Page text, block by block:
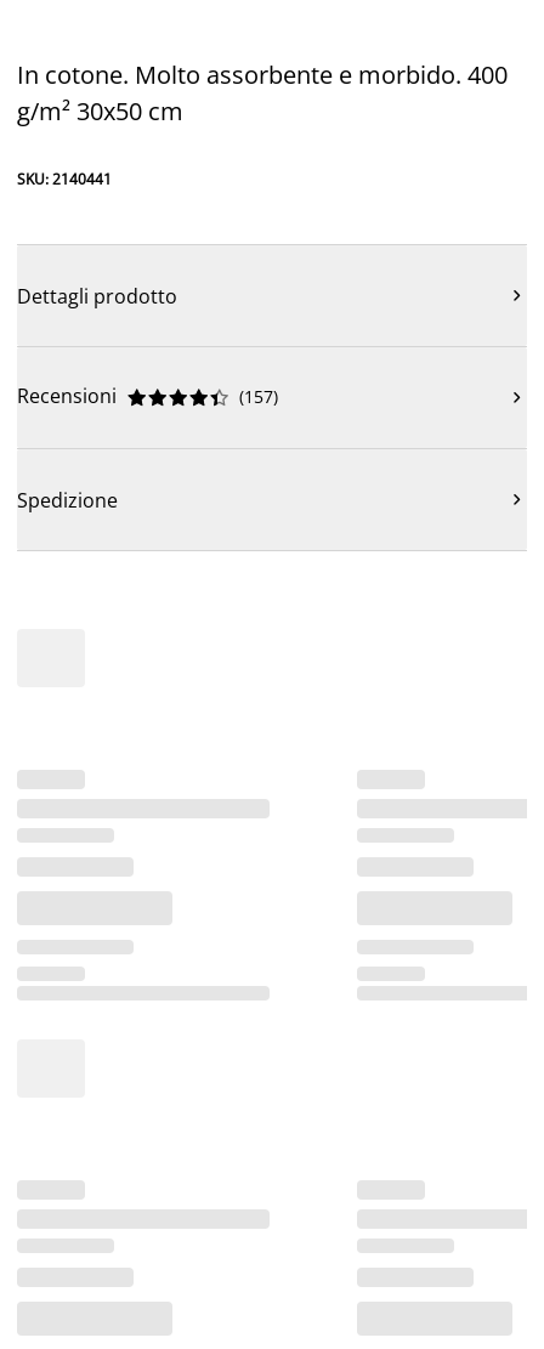
In cotone. Molto assorbente e morbido. 400
g/m² 30x50 cm
SKU: 2140441
Dettagli prodotto 
Recensioni 




 (157) 
Spedizione 